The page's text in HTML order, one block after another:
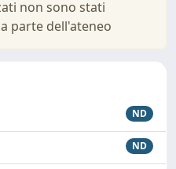
non sono stati
parte dell'ateneo
ND
ND